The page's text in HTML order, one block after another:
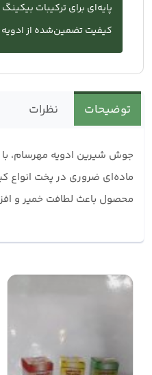
پایه‌ای برای ترکیبات بیکینگ
کیفیت تضمین‌شده از
توضیحات نظرات
جوش شیرین ادویه مهرسام،
ماده‌ای ضروری در پخت انواع
محصول باعث لطافت خمیر و